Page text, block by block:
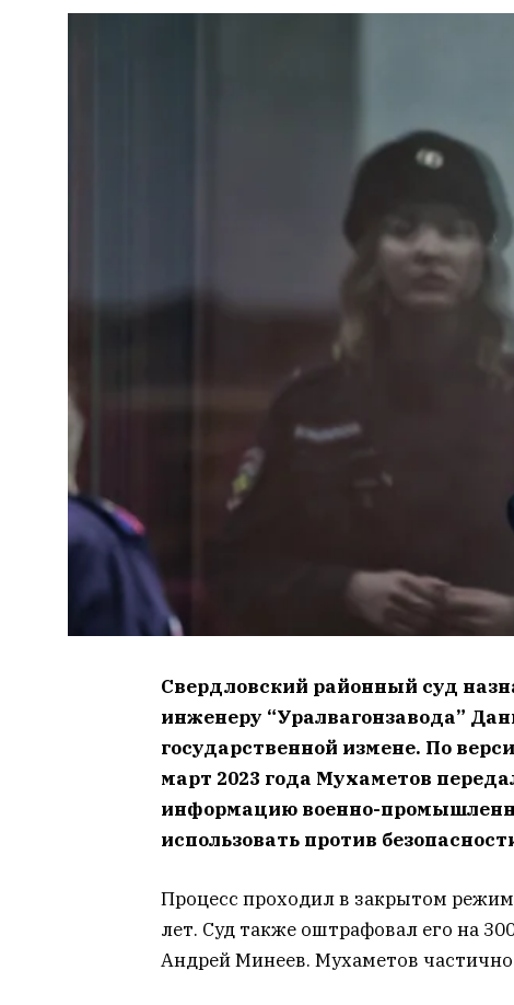
Свердловский районный суд
инженеру “Уралвагонзавода”
государственной измене. По
март 2023 года Мухаметов
информацию военно-
использовать против
Процесс проходил в закрытом
лет. Суд также оштрафовал его на
Андрей Минеев. Мухаметов